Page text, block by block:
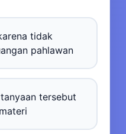
tidak
pahlawan
tersebut